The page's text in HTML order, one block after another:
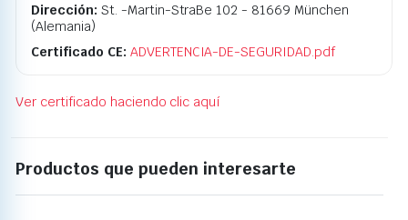
Dirección: St. -Martin-StraBe 102 - 81669 München
(Alemania)
Certificado CE: ADVERTENCIA-DE-SEGURIDAD.pdf
Ver certificado haciendo clic aquí
Productos que pueden interesarte